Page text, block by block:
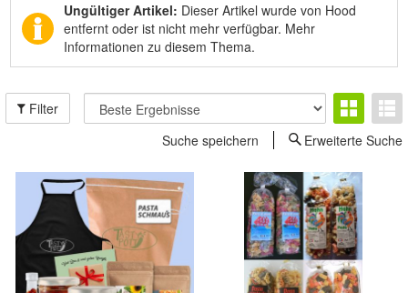
Ungültiger Artikel: Dieser Artikel wurde von Hood
entfernt oder ist nicht mehr verfügbar. Mehr
Informationen zu diesem Thema.
Filter
Suche speichern
Erweiterte Suche